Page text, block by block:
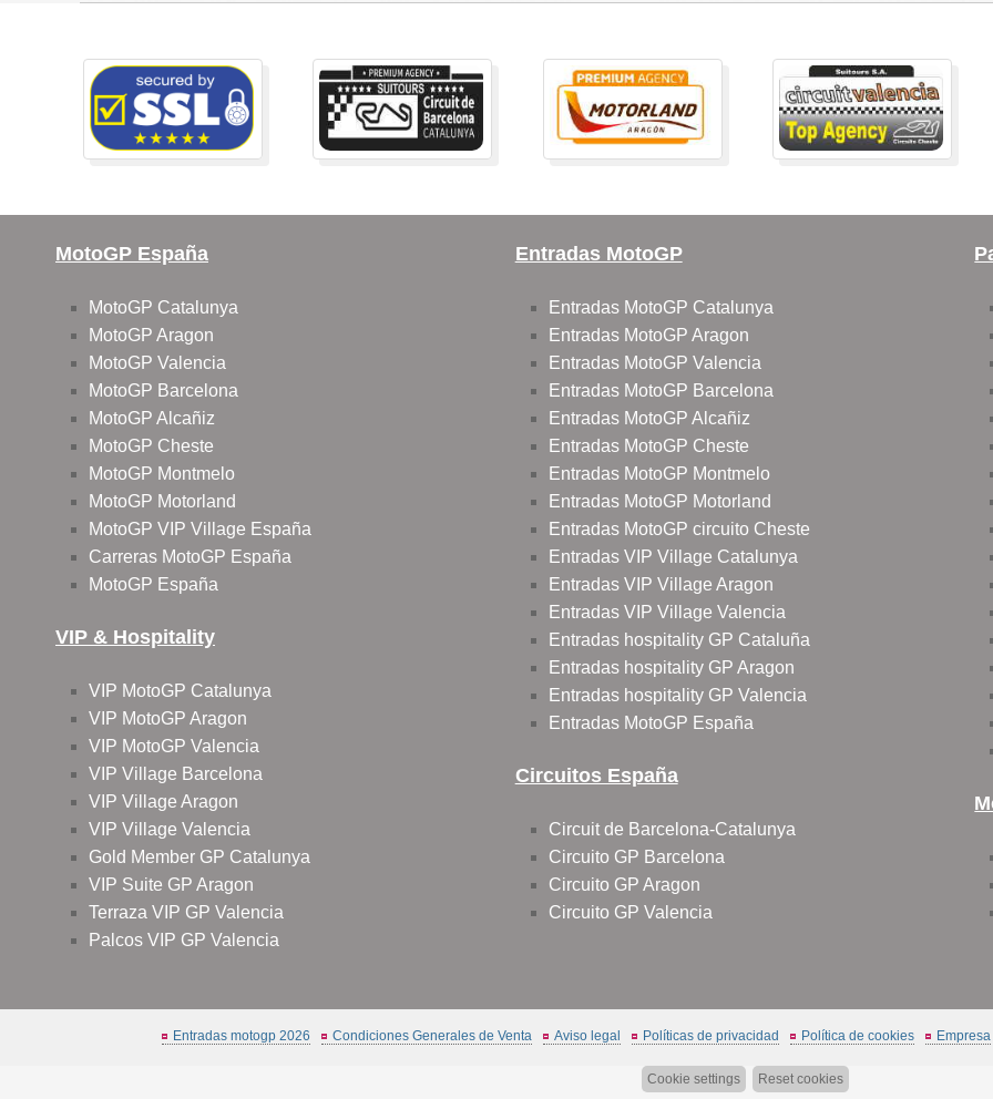
MotoGP España
MotoGP Catalunya
MotoGP Aragon
MotoGP Valencia
MotoGP Barcelona
MotoGP Alcañiz
MotoGP Cheste
MotoGP Montmelo
MotoGP Motorland
MotoGP VIP Village España
Carreras MotoGP España
MotoGP España
VIP & Hospitality
VIP MotoGP Catalunya
VIP MotoGP Aragon
VIP MotoGP Valencia
VIP Village Barcelona
VIP Village Aragon
VIP Village Valencia
Gold Member GP Catalunya
VIP Suite GP Aragon
Terraza VIP GP Valencia
Palcos VIP GP Valencia
Entradas MotoGP
Entradas MotoGP Catalunya
Entradas MotoGP Aragon
Entradas MotoGP Valencia
Entradas MotoGP Barcelona
Entradas MotoGP Alcañiz
Entradas MotoGP Cheste
Entradas MotoGP Montmelo
Entradas MotoGP Motorland
Entradas MotoGP circuito Cheste
Entradas VIP Village Catalunya
Entradas VIP Village Aragon
Entradas VIP Village Valencia
Entradas hospitality GP Cataluña
Entradas hospitality GP Aragon
Entradas hospitality GP Valencia
Entradas MotoGP España
Circuitos España
Circuit de Barcelona-Catalunya
Circuito GP Barcelona
Circuito GP Aragon
Circuito GP Valencia
Entradas motogp 2026 Condiciones Generales de Venta Aviso legal Políticas de privacidad Política de cookies Empresa
Cookie settings Reset cookies